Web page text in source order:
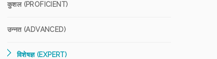
कुशल (PROFICIENT)
उन्नत (ADVANCED)
विशेषज्ञ (EXPERT)